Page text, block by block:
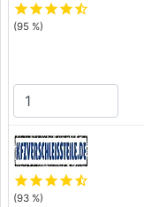
starstarstarstarstar_half
(95 %)
starstarstarstarstar_half
(93 %)